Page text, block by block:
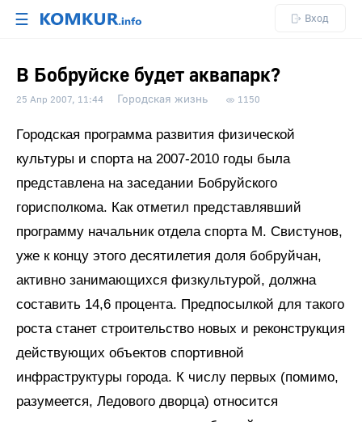
☰ Вход
В Бобруйске будет аквапарк?
25 Апр 2007, 11:44 Городская жизнь 1150
Городская программа развития физической
культуры и спорта на 2007-2010 годы была
представлена на заседании Бобруйского
горисполкома. Как отметил представлявший
программу начальник отдела спорта М. Свистунов,
уже к концу этого десятилетия доля бобруйчан,
активно занимающихся физкультурой, должна
составить 14,6 процента. Предпосылкой для такого
роста станет строительство новых и реконструкция
действующих объектов спортивной
инфраструктуры города. К числу первых (помимо,
разумеется, Ледового дворца) относится